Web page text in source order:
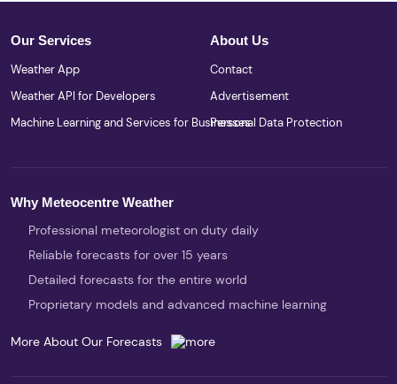
Our Services
Weather App
Weather API for Developers
Machine Learning and Services for Businesses
About Us
Contact
Advertisement
Personal Data Protection
Why Meteocentre Weather
Professional meteorologist on duty daily
Reliable forecasts for over 15 years
Detailed forecasts for the entire world
Proprietary models and advanced machine learning
More About Our Forecasts